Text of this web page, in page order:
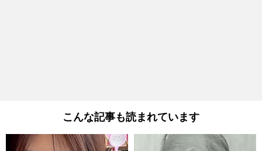
こんな記事も読まれています